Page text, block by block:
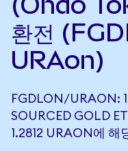
환전
URAon)
FGDLON/URAON:
SOURCED GOLD
1.2812 URAON에 해